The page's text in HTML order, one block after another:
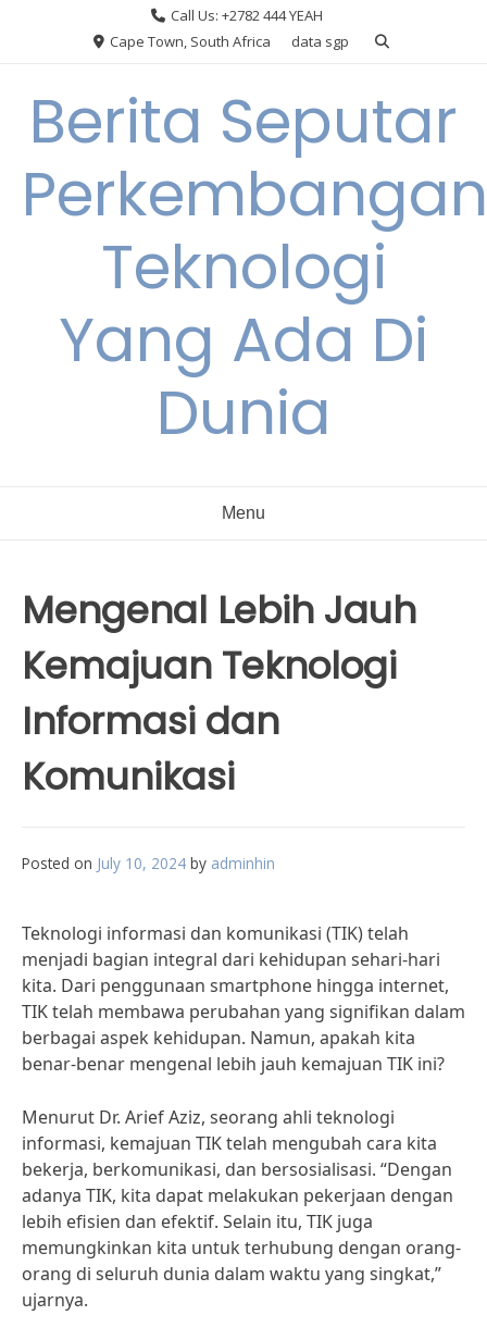
Call Us: +2782 444 YEAH
Cape Town, South Africa
data sgp
Berita Seputar
Perkembangan
Teknologi
Yang Ada Di
Dunia
Menu
Mengenal Lebih Jauh
Kemajuan Teknologi
Informasi dan
Komunikasi
Posted on July 10, 2024 by adminhin
Teknologi informasi dan komunikasi (TIK) telah
menjadi bagian integral dari kehidupan sehari-hari
kita. Dari penggunaan smartphone hingga internet,
TIK telah membawa perubahan yang signifikan dalam
berbagai aspek kehidupan. Namun, apakah kita
benar-benar mengenal lebih jauh kemajuan TIK ini?
Menurut Dr. Arief Aziz, seorang ahli teknologi
informasi, kemajuan TIK telah mengubah cara kita
bekerja, berkomunikasi, dan bersosialisasi. “Dengan
adanya TIK, kita dapat melakukan pekerjaan dengan
lebih efisien dan efektif. Selain itu, TIK juga
memungkinkan kita untuk terhubung dengan orang-
orang di seluruh dunia dalam waktu yang singkat,”
ujarnya.